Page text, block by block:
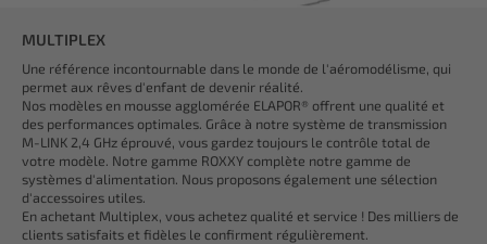
MULTIPLEX
Une référence incontournable dans le monde de l'aéromodélisme, qui
permet aux rêves d'enfant de devenir réalité.
Nos modèles en mousse agglomérée ELAPOR® offrent une qualité et
des performances optimales. Grâce à notre système de transmission
M-LINK 2,4 GHz éprouvé, vous gardez toujours le contrôle total de
votre modèle. Notre gamme ROXXY complète notre gamme de
systèmes d'alimentation. Nous proposons également une sélection
d'accessoires utiles.
En achetant Multiplex, vous achetez qualité et service ! Des milliers de
clients satisfaits et fidèles le confirment régulièrement.